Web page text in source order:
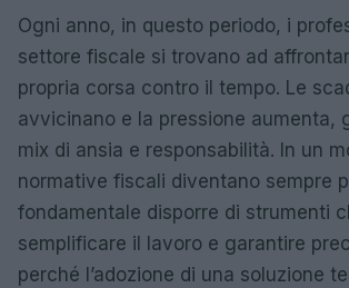
Ogni anno, in questo periodo, i
settore fiscale si trovano ad
propria corsa contro il tempo. Le
avvicinano e la pressione aumenta,
mix di ansia e responsabilità. In un
normative fiscali diventano sempre
fondamentale disporre di strumenti
semplificare il lavoro e garantire
perché l’adozione di una soluzione